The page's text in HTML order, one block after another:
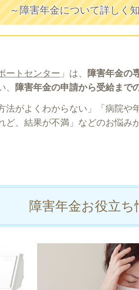
～障害年金について詳しく
ートセンター 」は、 障害年金の
障害年金の申請から受給まで
法がよくわからない」「病院や
ど、結果が不満」などのお悩み
障害年金お役立ち